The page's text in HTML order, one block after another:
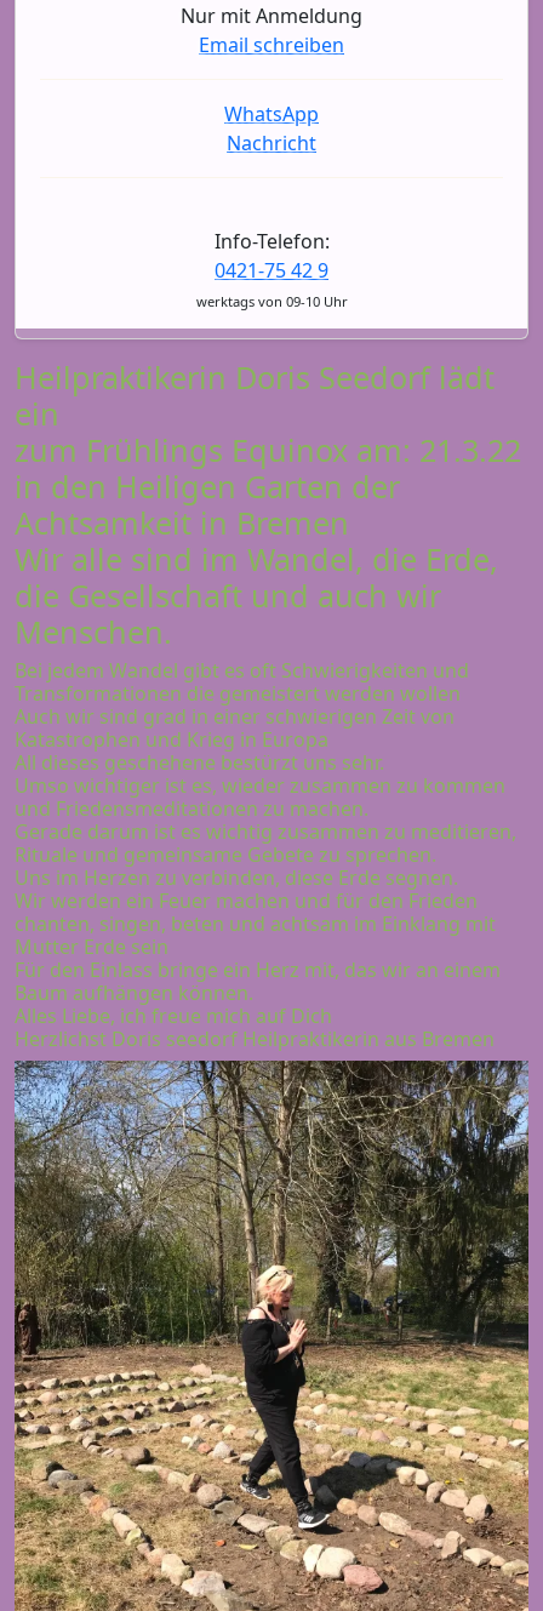
Nur mit Anmeldung
Email schreiben
WhatsApp
Nachricht
Info-Telefon:
0421-75 42 9
werktags von 09-10 Uhr
Heilpraktikerin Doris Seedorf lädt
ein
zum Frühlings Equinox am: 21.3.22
in den Heiligen Garten der
Achtsamkeit in Bremen
Wir alle sind im Wandel, die Erde,
die Gesellschaft und auch wir
Menschen.
Bei jedem Wandel gibt es oft Schwierigkeiten und
Transformationen die gemeistert werden wollen
Auch wir sind grad in einer schwierigen Zeit von
Katastrophen und Krieg in Europa
All dieses geschehene bestürzt uns sehr.
Umso wichtiger ist es, wieder zusammen zu kommen
und Friedensmeditationen zu machen.
Gerade darum ist es wichtig zusammen zu meditieren,
Rituale und gemeinsame Gebete zu sprechen.
Uns im Herzen zu verbinden, diese Erde segnen.
Wir werden ein Feuer machen und für den Frieden
chanten, singen, beten und achtsam im Einklang mit
Mutter Erde sein
Für den Einlass bringe ein Herz mit, das wir an einem
Baum aufhängen können.
Alles Liebe, ich freue mich auf Dich
Herzlichst Doris seedorf Heilpraktikerin aus Bremen